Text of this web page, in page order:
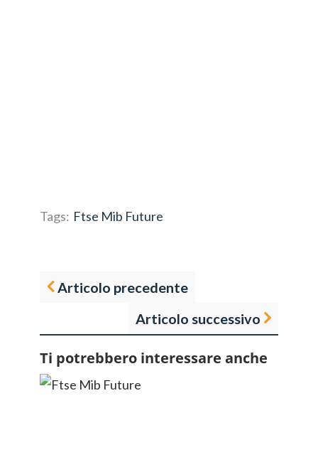
Tags: Ftse Mib Future
Articolo precedente
Articolo successivo
Ti potrebbero interessare anche